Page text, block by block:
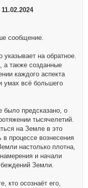
сообщение.
указывает на обратное.
а также созданные
каждого аспекта
умах всё большего
было предсказано, о
тысячелетий.
на Земле в это
процессе вознесения
настолько плотна,
и начали
Земли.
кто осознаёт его,